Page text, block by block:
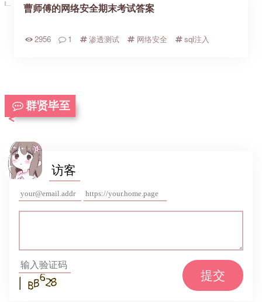
曹师傅的网络安全期末考试答案
2956 1 渗透测试 网络安全 sql注入
群贤毕至
提交